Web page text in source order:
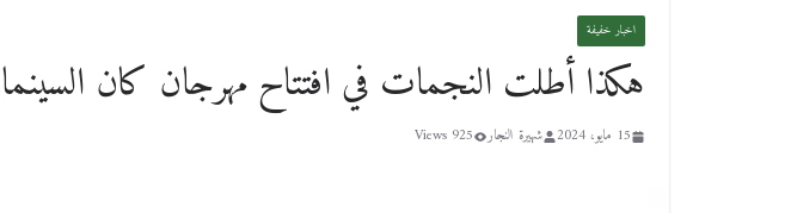
اخبار خفيفة
هكذا أطلت النجمات في افتتاح مهرجان كان
15 مايو، 2024 شهيرة النجار 925 Views